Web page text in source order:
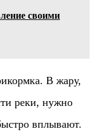
своими
В жару,
реки, нужно
вплывают.